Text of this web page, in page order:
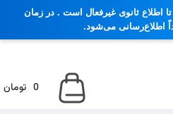
0 تومان
اطلاع ثانوی غیرفعال است . در زمان
اطلاع‌رسانی می‌شود.